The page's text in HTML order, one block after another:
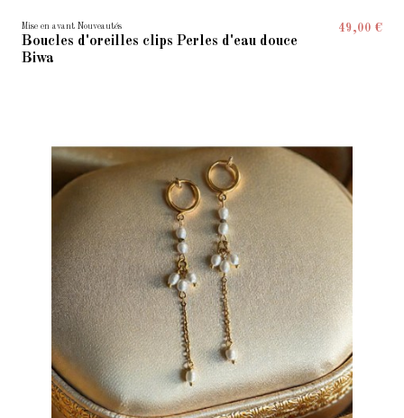
Mise en avant Nouveautés
Boucles d'oreilles clips Perles d'eau douce
Biwa
49,00 €